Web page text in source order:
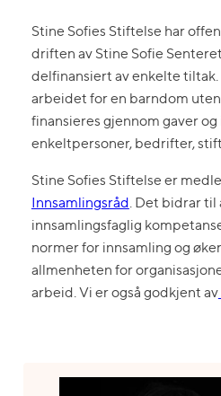
Stine Sofies Stiftelse har
driften av Stine Sofie
delfinansiert av enkelte
arbeidet for en barndom
finansieres gjennom gaver
enkeltpersoner, bedrifter,
Stine Sofies Stiftelse er
Innsamlingsråd. Det bidrar til
innsamlingsfaglig
normer for innsamling og
allmenheten for
arbeid. Vi er også godkjent av